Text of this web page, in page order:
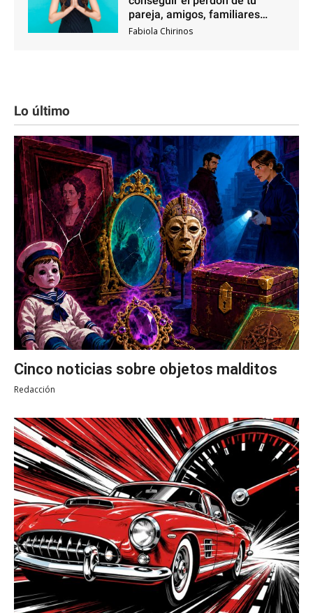
pareja, amigos, familiares…
Fabiola Chirinos
Lo último
Cinco noticias sobre objetos malditos
Redacción